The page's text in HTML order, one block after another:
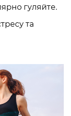
гуляйте.
та